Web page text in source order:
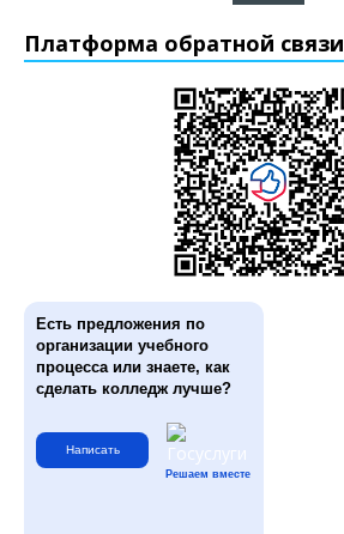
Платформа обратной связи
Есть предложения по
организации учебного
процесса или знаете, как
сделать колледж лучше?
Написать
Решаем вместе